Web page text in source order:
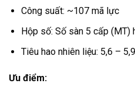
Công suất: ~107 mã lực
Hộp số: Số sàn 5 cấp (MT)
Tiêu hao nhiên liệu: 5,6 –
Ưu điểm: